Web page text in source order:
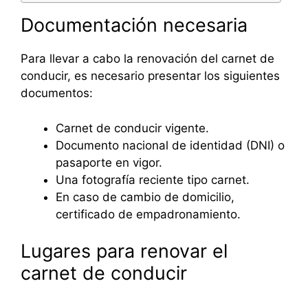
Documentación necesaria
Para llevar a cabo la renovación del carnet de
conducir, es necesario presentar los siguientes
documentos:
Carnet de conducir vigente.
Documento nacional de identidad (DNI) o
pasaporte en vigor.
Una fotografía reciente tipo carnet.
En caso de cambio de domicilio,
certificado de empadronamiento.
Lugares para renovar el
carnet de conducir